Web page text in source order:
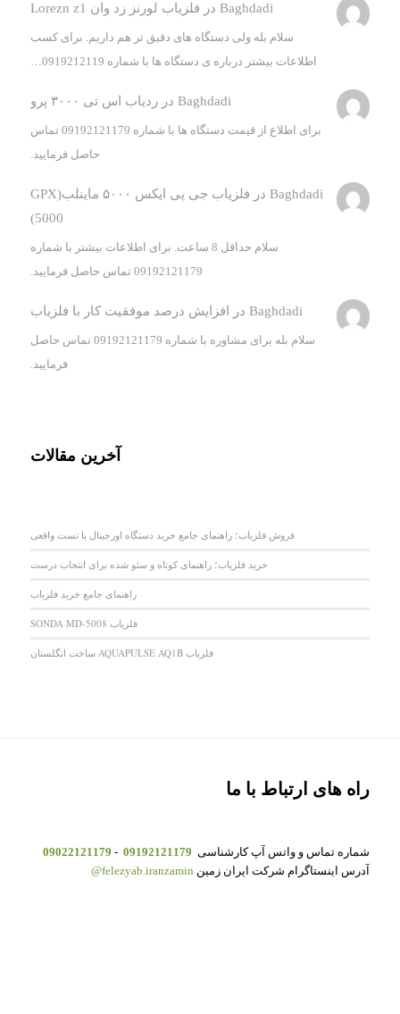
Baghdadi در فلزیاب لورنز زد وان Lorezn z1
سلام بله ولی دستگاه های دقیق تر هم داریم. برای کسب
اطلاعات بیشتر درباره ی دستگاه ها با شماره 0919212119…
Baghdadi درردیاب اس تی ۳۰۰۰ پرو
برای اطلاع از قیمت دستگاه ها با شماره 09192121179 تماس
حاصل فرمایید.
Baghdadi در
فلزیاب جی پی ایکس ۵۰۰۰ ماینلب(GPX
5000)
سلام حداقل 8 ساعت. برای اطلاعات بیشتر با شماره
09192121179 تماس حاصل فرمایید.
Baghdadi در افزایش درصد موفقیت کار با فلزیاب
سلام بله برای مشاوره با شماره 09192121179 تماس حاصل
فرمایید.
آخرین مقالات
فروش فلزیاب؛ راهنمای جامع خرید دستگاه اورجینال با تست واقعی
خرید فلزیاب؛ راهنمای کوتاه و سئو شده برای انتخاب درست
راهنمای جامع خرید فلزیاب
فلزیاب SONDA MD-5008
فلزیاب AQUAPULSE AQ1B ساخت انگلستان
راه های ارتباط با ما
شماره تماس و واتس آپ کارشناسی 09192121179
-
09022121179
آدرس اینستاگرام شرکت ایران زمین felezyab.iranzamin@